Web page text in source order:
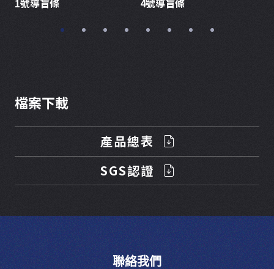
檔案下載
產品總表
SGS認證
聯絡我們